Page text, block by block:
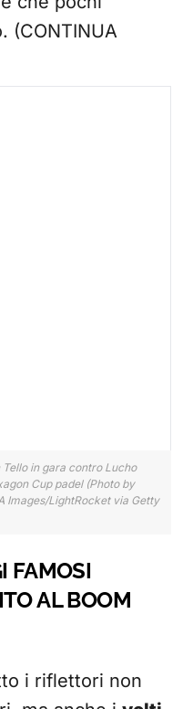
(CONTINUA
in gara contro Lucho
Cup padel (Photo by
Images/LightRocket via Getty
FAMOSI
AL BOOM
i riflettori non